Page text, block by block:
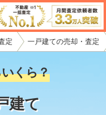
定 一戸建ての売却・査定
くら？
建て